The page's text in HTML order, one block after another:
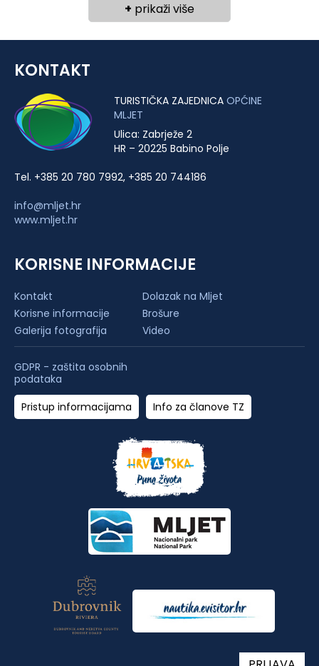
+ prikaži više
KONTAKT
TURISTIČKA ZAJEDNICA OPĆINE
MLJET
Ulica: Zabrježe 2
HR – 20225 Babino Polje
Tel. +385 20 780 7992, +385 20 744186
info@mljet.hr
www.mljet.hr
KORISNE INFORMACIJE
Kontakt
Dolazak na Mljet
Korisne informacije
Brošure
Galerija fotografija
Video
GDPR - zaštita osobnih
podataka
Pristup informacijama
Info za članove TZ